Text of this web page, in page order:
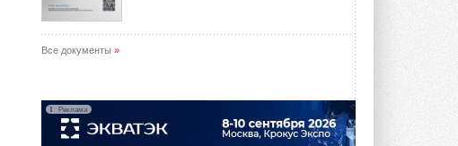
Все документы »
Реклама